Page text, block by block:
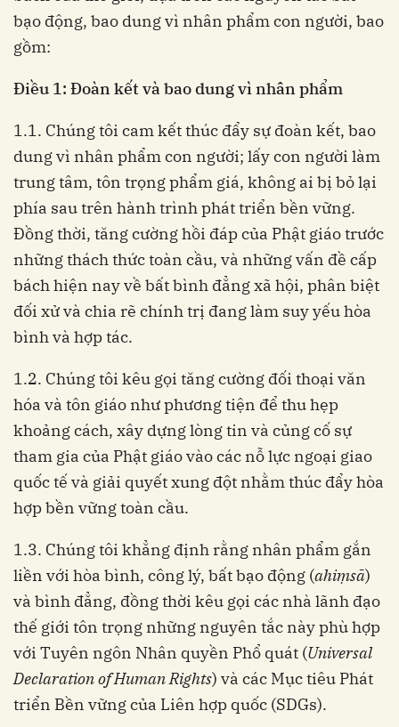
bạo động, bao dung vì nhân phẩm con người, bao
gồm:
Điều 1: Đoàn kết và bao dung vì nhân phẩm
1.1. Chúng tôi cam kết thúc đẩy sự đoàn kết, bao
dung vì nhân phẩm con người; lấy con người làm
trung tâm, tôn trọng phẩm giá, không ai bị bỏ lại
phía sau trên hành trình phát triển bền vững.
Đồng thời, tăng cường hồi đáp của Phật giáo trước
những thách thức toàn cầu, và những vấn đề cấp
bách hiện nay về bất bình đẳng xã hội, phân biệt
đối xử và chia rẽ chính trị đang làm suy yếu hòa
bình và hợp tác.
1.2. Chúng tôi kêu gọi tăng cường đối thoại văn
hóa và tôn giáo như phương tiện để thu hẹp
khoảng cách, xây dựng lòng tin và củng cố sự
tham gia của Phật giáo vào các nỗ lực ngoại giao
quốc tế và giải quyết xung đột nhằm thúc đẩy hòa
hợp bền vững toàn cầu.
1.3. Chúng tôi khẳng định rằng nhân phẩm gắn
liền với hòa bình, công lý, bất bạo động (ahiṃsā)
và bình đẳng, đồng thời kêu gọi các nhà lãnh đạo
thế giới tôn trọng những nguyên tắc này phù hợp
với Tuyên ngôn Nhân quyền Phổ quát (Universal
Declaration of Human Rights) và các Mục tiêu Phát
triển Bền vững của Liên hợp quốc (SDGs).